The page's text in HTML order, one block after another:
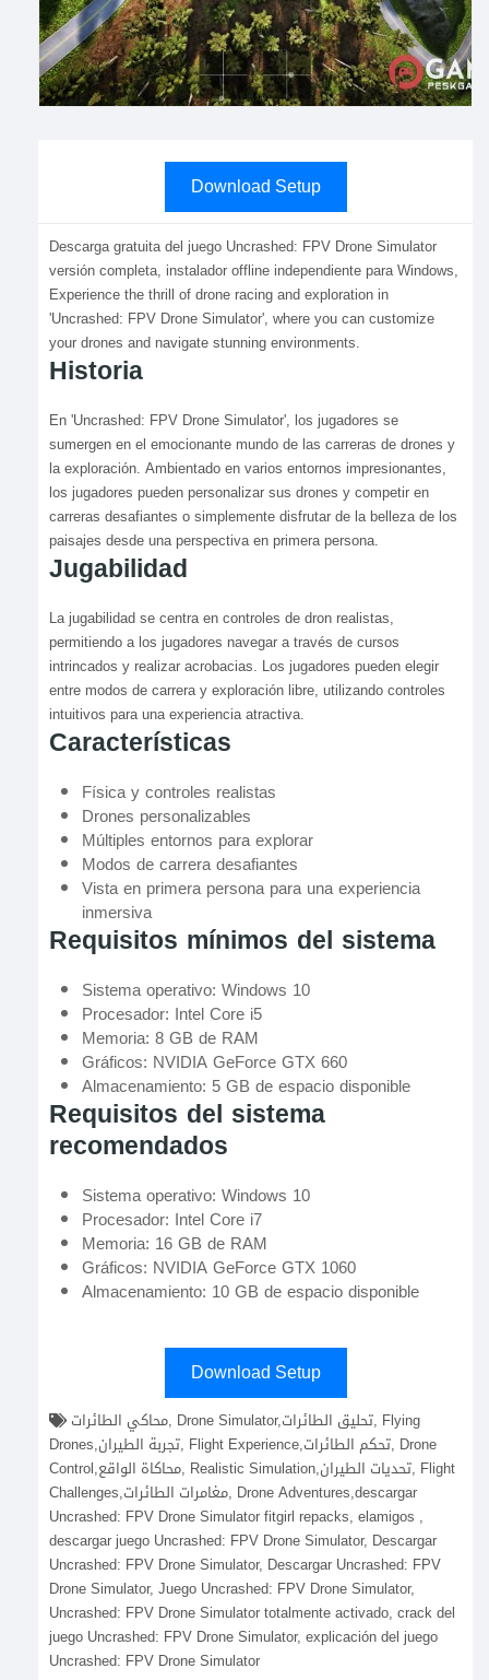
Download Setup
Descarga gratuita del juego Uncrashed: FPV Drone Simulator
versión completa, instalador offline independiente para Windows,
Experience the thrill of drone racing and exploration in
'Uncrashed: FPV Drone Simulator', where you can customize
your drones and navigate stunning environments.
Historia
En 'Uncrashed: FPV Drone Simulator', los jugadores se
sumergen en el emocionante mundo de las carreras de drones y
la exploración. Ambientado en varios entornos impresionantes,
los jugadores pueden personalizar sus drones y competir en
carreras desafiantes o simplemente disfrutar de la belleza de los
paisajes desde una perspectiva en primera persona.
Jugabilidad
La jugabilidad se centra en controles de dron realistas,
permitiendo a los jugadores navegar a través de cursos
intrincados y realizar acrobacias. Los jugadores pueden elegir
entre modos de carrera y exploración libre, utilizando controles
intuitivos para una experiencia atractiva.
Características
Física y controles realistas
Drones personalizables
Múltiples entornos para explorar
Modos de carrera desafiantes
Vista en primera persona para una experiencia
inmersiva
Requisitos mínimos del sistema
Sistema operativo: Windows 10
Procesador: Intel Core i5
Memoria: 8 GB de RAM
Gráficos: NVIDIA GeForce GTX 660
Almacenamiento: 5 GB de espacio disponible
Requisitos del sistema
recomendados
Sistema operativo: Windows 10
Procesador: Intel Core i7
Memoria: 16 GB de RAM
Gráficos: NVIDIA GeForce GTX 1060
Almacenamiento: 10 GB de espacio disponible
Download Setup
Drones,تجربة الطيران, Flight Experience,تحكم الطائرات, Drone
Control,محاكاة الواقع, Realistic Simulation,تحديات الطيران, Flight
Challenges,مغامرات الطائرات, Drone Adventures,descargar
Uncrashed: FPV Drone Simulator fitgirl repacks, elamigos ,
descargar juego Uncrashed: FPV Drone Simulator, Descargar
Uncrashed: FPV Drone Simulator, Descargar Uncrashed: FPV
Drone Simulator, Juego Uncrashed: FPV Drone Simulator,
Uncrashed: FPV Drone Simulator totalmente activado, crack del
juego Uncrashed: FPV Drone Simulator, explicación del juego
Uncrashed: FPV Drone Simulator